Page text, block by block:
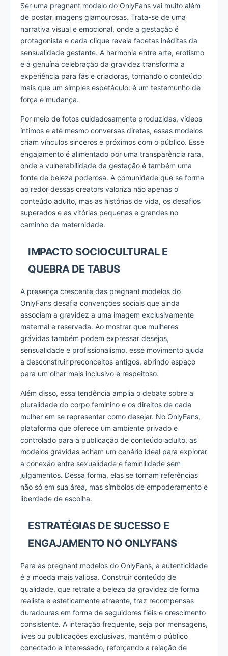
Ser uma pregnant modelo do OnlyFans vai muito além
de postar imagens glamourosas. Trata-se de uma
narrativa visual e emocional, onde a gestação é
protagonista e cada clique revela facetas inéditas da
sensualidade gestante. A harmonia entre arte, erotismo
e a genuína celebração da gravidez transforma a
experiência para fãs e criadoras, tornando o conteúdo
mais que um simples espetáculo: é um testemunho de
força e mudança.
Por meio de fotos cuidadosamente produzidas, vídeos
íntimos e até mesmo conversas diretas, essas modelos
criam vínculos sinceros e próximos com o público. Esse
engajamento é alimentado por uma transparência rara,
onde a vulnerabilidade da gestação é também uma
fonte de beleza poderosa. A comunidade que se forma
ao redor dessas creators valoriza não apenas o
conteúdo adulto, mas as histórias de vida, os desafios
superados e as vitórias pequenas e grandes no
caminho da maternidade.
IMPACTO SOCIOCULTURAL E
QUEBRA DE TABUS
A presença crescente das pregnant modelos do
OnlyFans desafia convenções sociais que ainda
associam a gravidez a uma imagem exclusivamente
maternal e reservada. Ao mostrar que mulheres
grávidas também podem expressar desejos,
sensualidade e profissionalismo, esse movimento ajuda
a desconstruir preconceitos antigos, abrindo espaço
para um olhar mais inclusivo e respeitoso.
Além disso, essa tendência amplia o debate sobre a
pluralidade do corpo feminino e os direitos de cada
mulher em se representar como desejar. No OnlyFans,
plataforma que oferece um ambiente privado e
controlado para a publicação de conteúdo adulto, as
modelos grávidas acham um cenário ideal para explorar
a conexão entre sexualidade e feminilidade sem
julgamentos. Dessa forma, elas se tornam referências
não só em sua área, mas símbolos de empoderamento e
liberdade de escolha.
ESTRATÉGIAS DE SUCESSO E
ENGAJAMENTO NO ONLYFANS
Para as pregnant modelos do OnlyFans, a autenticidade
é a moeda mais valiosa. Construir conteúdo de
qualidade, que retrate a beleza da gravidez de forma
realista e esteticamente atraente, traz recompensas
duradouras em forma de seguidores fiéis e crescimento
consistente. A interação frequente, seja por mensagens,
lives ou publicações exclusivas, mantém o público
conectado e interessado, reforçando a relação de